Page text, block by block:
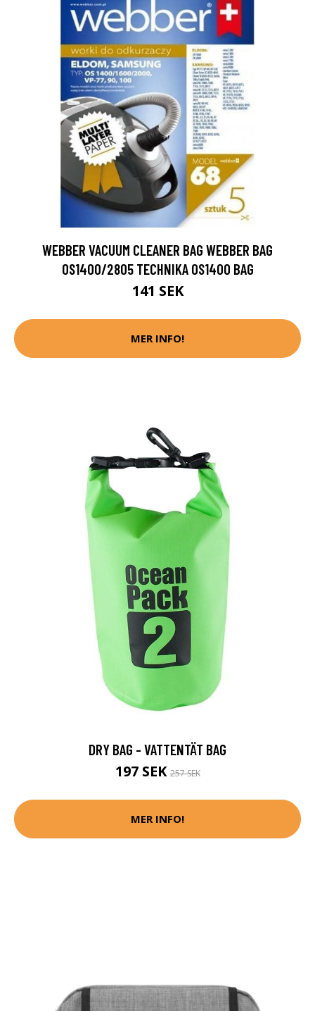
WEBBER VACUUM CLEANER BAG WEBBER BAG
OS1400/2805 TECHNIKA OS1400 BAG
141 SEK
MER INFO!
DRY BAG - VATTENTÄT BAG
197 SEK257 SEK
MER INFO!